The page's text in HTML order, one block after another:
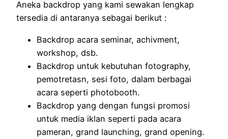
Aneka backdrop yang kami sewakan lengkap
tersedia di antaranya sebagai berikut :
Backdrop acara seminar, achivment,
workshop, dsb.
Backdrop untuk kebutuhan fotography,
pemotretasn, sesi foto, dalam berbagai
acara seperti photobooth.
Backdrop yang dengan fungsi promosi
untuk media iklan seperti pada acara
pameran, grand launching, grand opening.